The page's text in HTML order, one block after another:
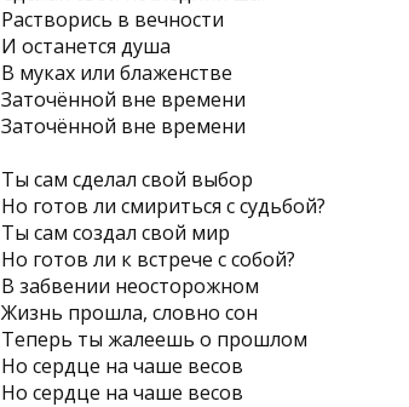
Растворись в вечности
И останется душа
В муках или блаженстве
Заточённой вне времени
Заточённой вне времени
Ты сам сделал свой выбор
Но готов ли смириться с судьбой?
Ты сам создал свой мир
Но готов ли к встрече с собой?
В забвении неосторожном
Жизнь прошла, словно сон
Теперь ты жалеешь о прошлом
Но сердце на чаше весов
Но сердце на чаше весов